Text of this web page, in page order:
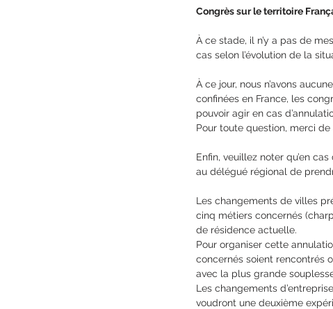
Congrès sur le territoire
À ce stade, il n’y a pas de
cas selon l’évolution de la
À ce jour, nous n’avons
confinées en France, les
pouvoir agir en cas
Pour toute question, merci
Enfin, veuillez noter qu’en
au délégué régional de
Les changements de villes
cinq métiers concernés
de résidence actuelle.
Pour organiser cette
concernés soient rencontrés
avec la plus grande
Les changements
voudront une deuxième